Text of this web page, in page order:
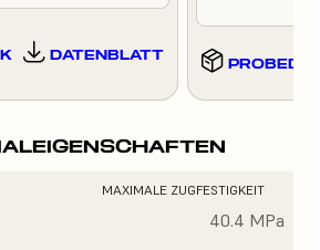
DATENBLATT
MAXIMALE ZUGFESTIGKEIT
40.4 MPa